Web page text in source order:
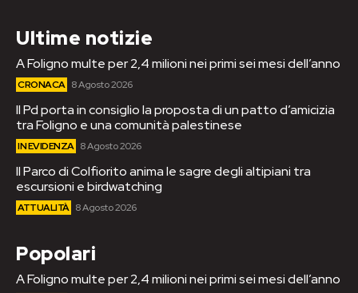
Ultime notizie
A Foligno multe per 2,4 milioni nei primi sei mesi dell’anno
CRONACA 8 Agosto 2026
Il Pd porta in consiglio la proposta di un patto d’amicizia
tra Foligno e una comunità palestinese
IN EVIDENZA 8 Agosto 2026
Il Parco di Colfiorito anima le sagre degli altipiani tra
escursioni e birdwatching
ATTUALITÀ 8 Agosto 2026
Popolari
A Foligno multe per 2,4 milioni nei primi sei mesi dell’anno